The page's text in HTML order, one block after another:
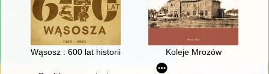
Wąsosz : 600 lat historii Koleje Mrozów